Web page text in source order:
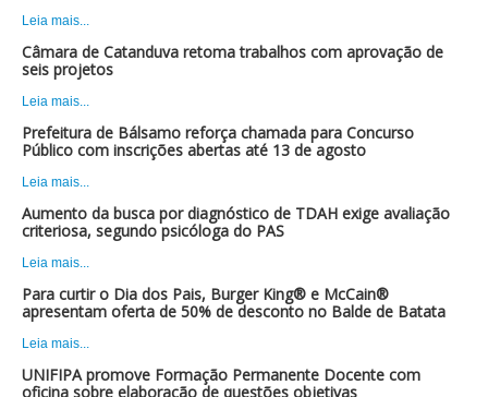
Leia mais...
Câmara de Catanduva retoma trabalhos com aprovação de
seis projetos
Leia mais...
Prefeitura de Bálsamo reforça chamada para Concurso
Público com inscrições abertas até 13 de agosto
Leia mais...
Aumento da busca por diagnóstico de TDAH exige avaliação
criteriosa, segundo psicóloga do PAS
Leia mais...
Para curtir o Dia dos Pais, Burger King® e McCain®
apresentam oferta de 50% de desconto no Balde de Batata
Leia mais...
UNIFIPA promove Formação Permanente Docente com
oficina sobre elaboração de questões objetivas